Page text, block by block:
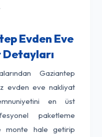
Evden Eve
Gaziantep
evden eve nakliyat
en üst
paketleme
monte hale getirip